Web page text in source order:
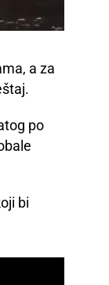
a za
po
bi